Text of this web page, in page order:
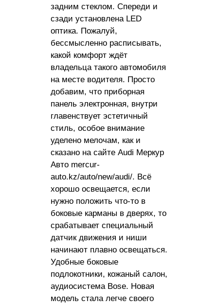
задним стеклом. Спереди и
сзади установлена LED
оптика. Пожалуй,
бессмысленно расписывать,
какой комфорт ждёт
владельца такого автомобиля
на месте водителя. Просто
добавим, что приборная
панель электронная, внутри
главенствует эстетичный
стиль, особое внимание
уделено мелочам, как и
сказано на сайте Audi Меркур
Авто mercur-
auto.kz/auto/new/audi/. Всё
хорошо освещается, если
нужно положить что-то в
боковые карманы в дверях, то
срабатывает специальный
датчик движения и ниши
начинают плавно освещаться.
Удобные боковые
подлокотники, кожаный салон,
аудиосистема Bose. Новая
модель стала легче своего